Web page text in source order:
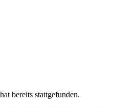
bereits stattgefunden.